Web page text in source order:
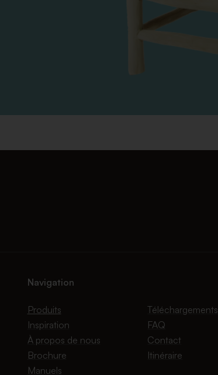
Navigation
Produits
Inspiration
À propos de nous
Brochure
Manuels
Téléchargements
FAQ
Contact
Itinéraire